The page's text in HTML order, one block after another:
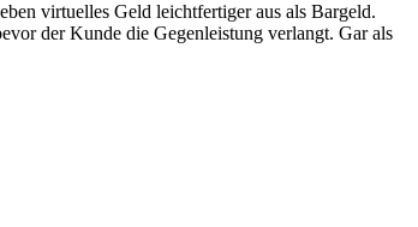
virtuelles Geld leichtfertiger aus als Bargeld.
der Kunde die Gegenleistung verlangt. Gar als